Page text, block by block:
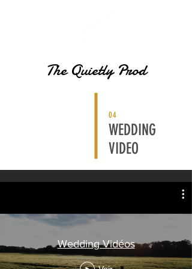
TheQuietly Prod
04
WEDDING
VIDEO
Wedding Vidéos